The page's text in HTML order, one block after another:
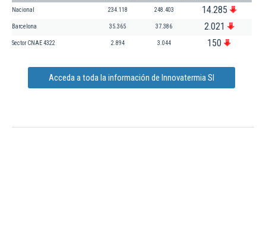
Nacional 234.118 248.403 14.285
Barcelona 35.365 37.386 2.021
Sector CNAE 4322 2.894 3.044 150
Acceda a toda la información de Innovatermia Sl